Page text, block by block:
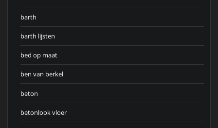
barth
barth lijsten
bed op maat
ben van berkel
beton
betonlook vloer